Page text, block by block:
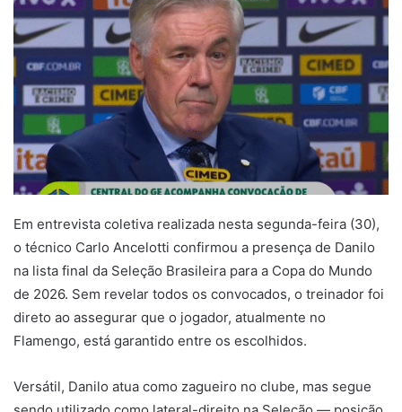
e
-
m
a
i
l
Em entrevista coletiva realizada nesta segunda-feira (30),
o técnico Carlo Ancelotti confirmou a presença de Danilo
na lista final da Seleção Brasileira para a Copa do Mundo
de 2026. Sem revelar todos os convocados, o treinador foi
direto ao assegurar que o jogador, atualmente no
Flamengo, está garantido entre os escolhidos.
Versátil, Danilo atua como zagueiro no clube, mas segue